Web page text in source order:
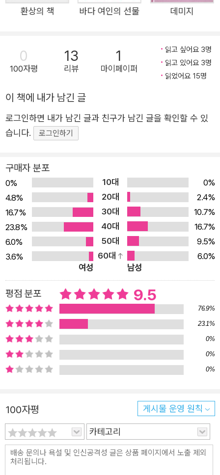
성장 서사로 평가받았으며, 《공중 곡예사》는 우연과 부조리
다. 또 《빵 굽는 타자기》 《낯선 사람에게 말 걸기》 등의 산문
집에서는 개인적 체험과 시대적 맥락을 교차시키며 소설가
를 넘어선 사유의 깊이를 보여주었다. 2017년에는 장편소설
《4 3 2 1》을 발표하며 작가 인생의 정점을 찍은 대서사시라
는 찬사를 받았다. ‘환상과 어둠’ 컬렉션은 폴 오스터 문학의
정수를 압축해 보여주는 《환상의 책》과 《어둠 속의 남자》로
구성되어 있다. 새로운 번역 작업은 물론 현재 한국 문단에
의 독서 후기를 함께 실어 오늘의 독자에게 오스터의 세계를
다시 읽는 새로운 시선을 제공한다. 두 작품은 “인간은 왜 이
야기에 기대어 살아가는가”라는 근본적 질문을 던지는 동시
에 여전히 불안과 상실로 흔들리는 현재의 삶에 깊은 울림을
전한다. 괴상한 세상을 살아내기 위한 살아남은 자들의 연대
이야기는 마침내 삶을 구원할 수 있을까? “이야기를 통과해,
장면을 딛고, 무엇인가가 전환되었다.”_김화진 소설가 은퇴
한 문학평론가 ‘오거스트 브릴’은 아내를 잃고 교통사고로
휠체어 신세가 되어 버몬트의 집에서 요양하며 불면의 밤을
보낸다. 딸 ‘미리엄’은 이혼의 상처를, 손녀 ‘카티야’는 이라
크 전쟁에서 연인 ‘타이터스’를 잃은 슬픔을 안고 있다. 세 사
람은 같은 집에 살지만 각자의 고통에 갇혀 있고, 오거스트
는 불면의 밤마다 머릿속에서 끊임없이 이야기를 만들어낸
다. 그가 지어내는 이야기의 주인공은 ‘오언 브릭’이라는 남
자다. 어느 날 오언은 깊은 구덩이에서 깨어난다. 오언이 눈
다. 그리고 오언에게 주어진 임무는 이 전쟁을 만들어낸 ‘이
야기꾼’을 암살하는 것. 그러니까 이게 이야기라는 거네요.
어떤 남자가 이야기를 쓰고 있고, 우리는 그 이야기의 일부
라는. (……) 그자가 죽고 나면, 그때는 어떻게 되는 겁니까?
전쟁은 끝나지만, 우리는요? 모든 게 정상으로 돌아가지. 아
환상의 책 바다 여인의 선물 데미지
0
100자평
13
리뷰
1
마이페이퍼
읽고 싶어요 3명
읽고 있어요 3명
읽었어요 15명
이 책에 내가 남긴 글
로그인하면 내가 남긴 글과 친구가 남긴 글을 확인할 수 있
습니다.
로그인하기
구매자 분포
0% 10대
0%
4.8%
20대
2.4%
16.7%
30대
10.7%
23.8%
40대
16.7%
6.0%
50대
9.5%
3.6%
60대 6.0%
여성 남성
평점 분포 9.5
76.9%
23.1%
0%
0%
0%
100자평 게시물 운영 원칙
카테고리